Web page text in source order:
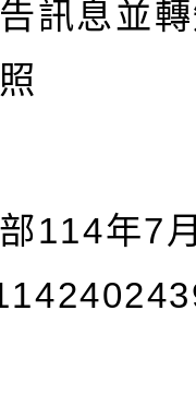
訊息並
114年7